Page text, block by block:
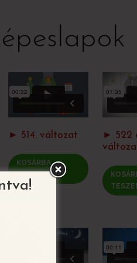
► 514. változat
KOSÁRBA
► 522